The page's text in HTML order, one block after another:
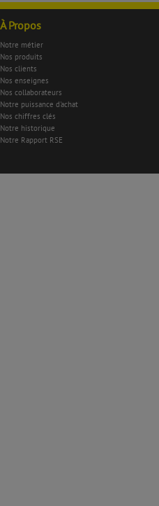
À Propos
Notre métier
Nos produits
Nos clients
Nos enseignes
Nos collaborateurs
Notre puissance d'achat
Nos chiffres clés
Notre historique
Notre Rapport RSE